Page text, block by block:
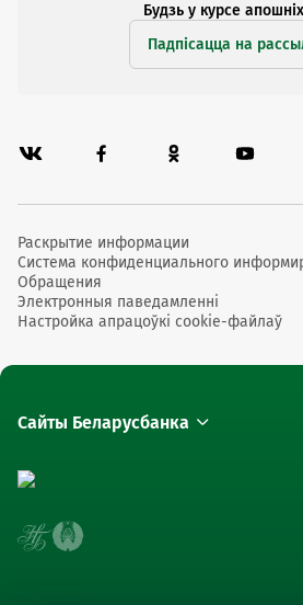
Будзь у курсе
Падпісацца на
Раскрытие информации
Система конфиденциального
Обращения
Электронныя паведамленні
Настройка апрацоўкі cookie-файлаў
Сайты Беларусбанка